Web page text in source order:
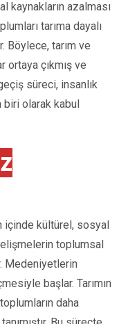
kaynakların azalması
tarıma dayalı
Böylece, tarım ve
ortaya çıkmış ve
süreci, insanlık
olarak kabul
içinde kültürel, sosyal
toplumsal
Medeniyetlerin
başlar. Tarımın
daha